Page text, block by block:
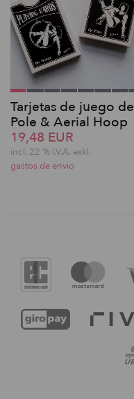
Tarjetas de juego de
Pole & Aerial Hoop
19,48 EUR
incl. 22 % I.V.A. exkl.
gastos de envio